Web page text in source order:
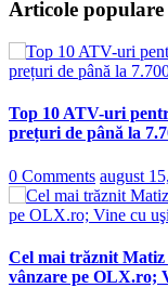
Articole populare
Top 10 ATV-uri
prețuri de până la
0 Comments august
Cel mai trăznit Matiz
vânzare pe OLX.ro;